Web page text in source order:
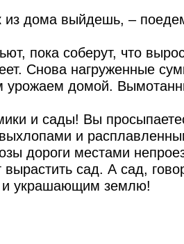
из дома выйдешь, –
пока соберут, что
Снова нагруженные
урожаем домой.
и сады! Вы
и
дороги местами
сад. А сад,
и украшающим землю!